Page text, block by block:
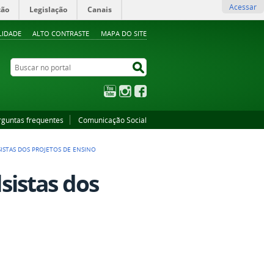
ALTO CONTRASTE MAPA DO SITE
Legislação Canais Acessar
Buscar no portal
YouTubeInstagram
frequentes Comunicação Social
DOS PROJETOS DE ENSINO
dos